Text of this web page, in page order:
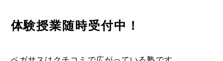
体験授業随時受付中！